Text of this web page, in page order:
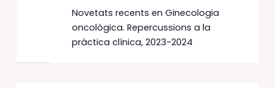
Novetats recents en Ginecologia
oncològica. Repercussions a la
pràctica clínica, 2023-2024